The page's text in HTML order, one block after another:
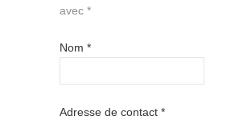
avec *
Nom *
Adresse de contact *